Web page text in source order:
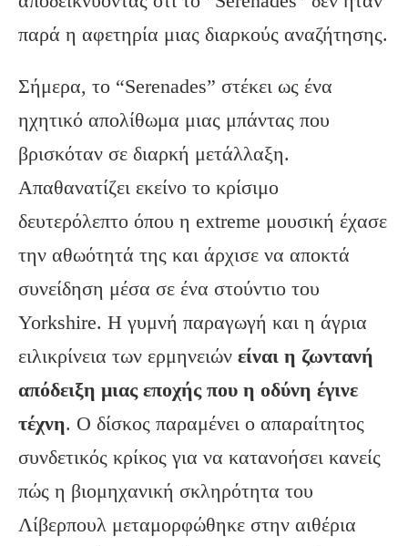
παρά η αφετηρία μιας διαρκούς αναζήτησης.
Σήμερα, το “Serenades” στέκει ως ένα
ηχητικό απολίθωμα μιας μπάντας που
βρισκόταν σε διαρκή μετάλλαξη.
Απαθανατίζει εκείνο το κρίσιμο
δευτερόλεπτο όπου η extreme μουσική έχασε
την αθωότητά της και άρχισε να αποκτά
συνείδηση μέσα σε ένα στούντιο του
Yorkshire. Η γυμνή παραγωγή και η άγρια
ειλικρίνεια των ερμηνειών είναι η ζωντανή
απόδειξη μιας εποχής που η οδύνη έγινε
τέχνη. Ο δίσκος παραμένει ο απαραίτητος
συνδετικός κρίκος για να κατανοήσει κανείς
πώς η βιομηχανική σκληρότητα του
Λίβερπουλ μεταμορφώθηκε στην αιθέρια